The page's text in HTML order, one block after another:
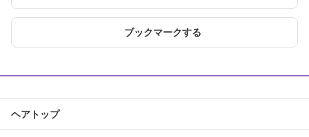
ブックマークする
ヘアトップ